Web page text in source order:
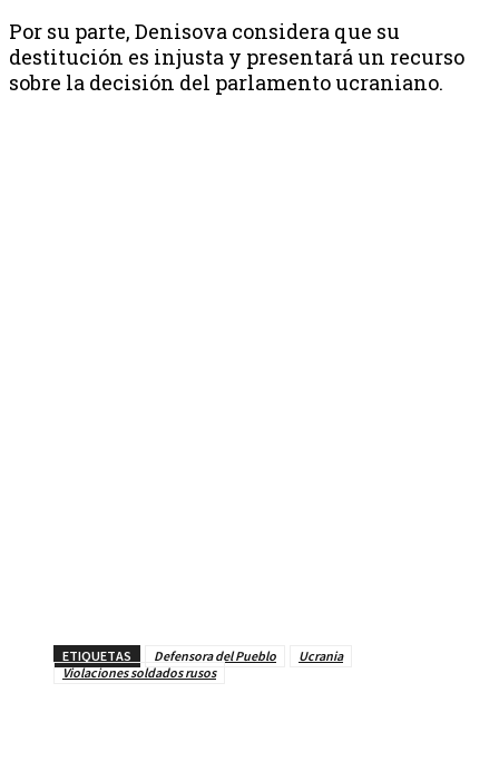
Por su parte, Denisova considera que su
destitución es injusta y presentará un recurso
sobre la decisión del parlamento ucraniano.
ETIQUETAS Defensora del Pueblo
Ucrania
Violaciones soldados rusos